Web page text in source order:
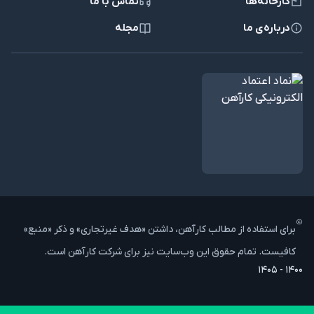
مناسب و کیفیت مطلوب هستید، با کارشناسان کارآهن مشورت کنید. برای ارتباط
استاندارد IPE است.
تیر بیشتر باشد، قیمت آن نیز در بازار افزایش پیدا می‌کند. در نظر داشته باشید که
مقدار وزن و تاثیر آن بر قیمت، رابطه مستقیم با هزینه حمل و نقل بار دارد. زیرا
درباره‌ی ما
مجله
برای استفاده از مطالب کارآهن، داشتن «هدف غیرتجاری» و ذکر «منبع»
کافیست. تمام حقوق این وب‌سایت نیز برای شرکت کارآهن است.
۱۴۰۰ - ۱۴۰۵